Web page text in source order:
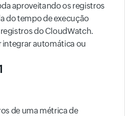
aproveitando os registros
do tempo de execução
do CloudWatch.
integrar automática ou
de uma métrica de